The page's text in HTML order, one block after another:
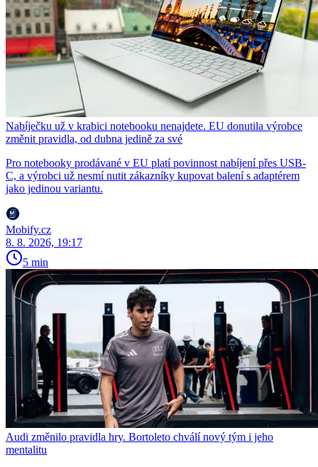
Nabíječku už v krabici notebooku nenajdete. EU donutila výrobce
změnit pravidla, od dubna jedině za své
Pro notebooky prodávané v EU platí povinnost nabíjení přes USB-
C, a výrobci už nesmí nutit zákazníky kupovat balení s adaptérem
jako jedinou variantu.
Mobify.cz
8. 8. 2026, 19:17
5 min
Audi změnilo pravidla hry. Bortoleto chválí nový tým i jeho
mentalitu